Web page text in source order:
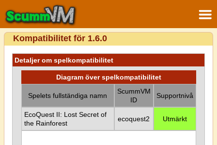
Kompatibilitet för 1.6.0
Detaljer om spelkompatibilitet
Diagram över spelkompatibilitet
Spelets fullständiga namn
ScummVM
ID
Supportnivå
EcoQuest II: Lost Secret of
the Rainforest
ecoquest2 Utmärkt